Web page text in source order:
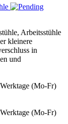
Arbeitsstühle
kleinere
in
und
(Mo-Fr)
(Mo-Fr)